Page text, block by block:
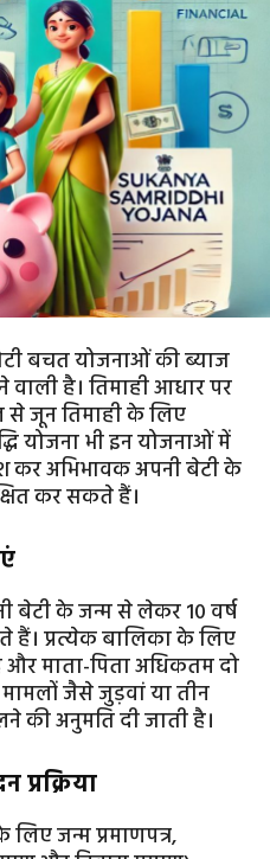
बचत योजनाओं की ब्याज
है। तिमाही आधार पर
से जून तिमाही के लिए
योजना भी इन योजनाओं में
कर अभिभावक अपनी बेटी के
कर सकते हैं।
बेटी के जन्म से लेकर 10 वर्ष
प्रत्येक बालिका के लिए
माता-पिता अधिकतम दो
जैसे जुड़वां या तीन
की अनुमति दी जाती है।
जन्म प्रमाणपत्र,